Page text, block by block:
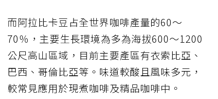
而阿拉比卡豆占全世界咖啡產量的60～
70％，主要生長環境為多為海拔600～1200
公尺高山區域，目前主要產區有衣索比亞、
巴西、哥倫比亞等。味道較酸且風味多元，
較常見應用於現煮咖啡及精品咖啡中。